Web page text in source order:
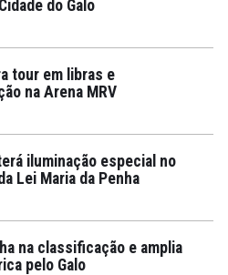
do Galo
tour em libras e
na Arena MRV
iluminação especial no
Lei Maria da Penha
na classificação e amplia
pelo Galo